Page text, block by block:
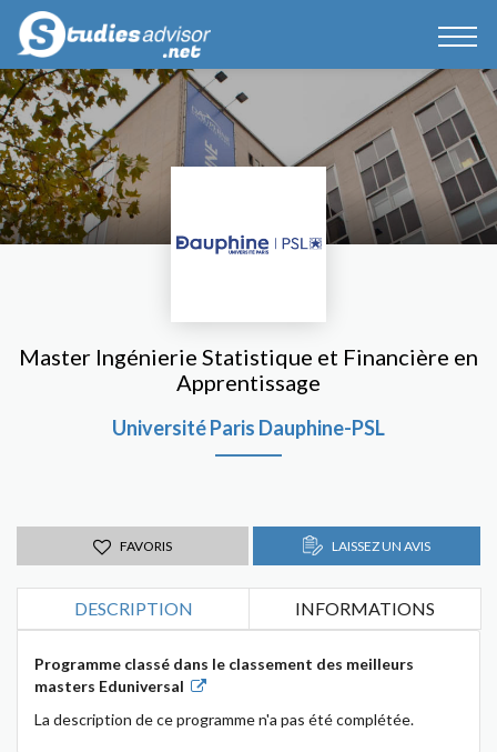
Master Ingénierie Statistique et Financière en
Apprentissage
Université Paris Dauphine-PSL
FAVORIS LAISSEZ UN AVIS
DESCRIPTION INFORMATIONS
Programme classé dans le classement des meilleurs
masters Eduniversal
La description de ce programme n'a pas été complétée.